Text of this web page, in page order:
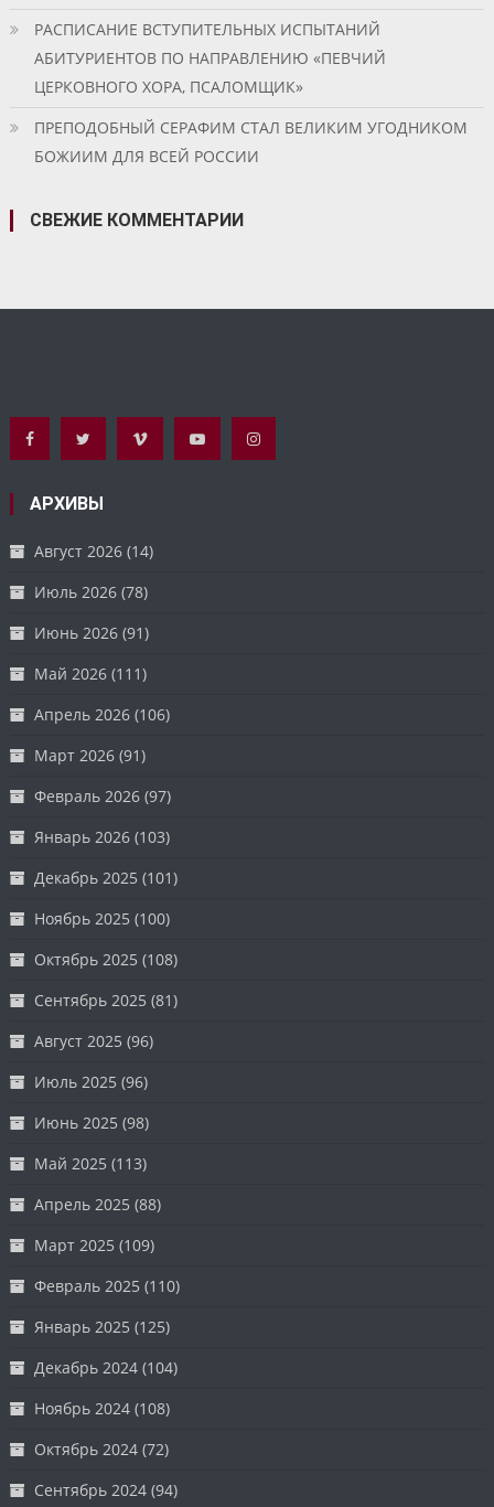
РАСПИСАНИЕ ВСТУПИТЕЛЬНЫХ ИСПЫТАНИЙ
АБИТУРИЕНТОВ ПО НАПРАВЛЕНИЮ «ПЕВЧИЙ
ЦЕРКОВНОГО ХОРА, ПСАЛОМЩИК»
ПРЕПОДОБНЫЙ СЕРАФИМ СТАЛ ВЕЛИКИМ УГОДНИКОМ
БОЖИИМ ДЛЯ ВСЕЙ РОССИИ
СВЕЖИЕ КОММЕНТАРИИ
АРХИВЫ
Август 2026 (14)
Июль 2026 (78)
Июнь 2026 (91)
Май 2026 (111)
Апрель 2026 (106)
Март 2026 (91)
Февраль 2026 (97)
Январь 2026 (103)
Декабрь 2025 (101)
Ноябрь 2025 (100)
Октябрь 2025 (108)
Сентябрь 2025 (81)
Август 2025 (96)
Июль 2025 (96)
Июнь 2025 (98)
Май 2025 (113)
Апрель 2025 (88)
Март 2025 (109)
Февраль 2025 (110)
Январь 2025 (125)
Декабрь 2024 (104)
Ноябрь 2024 (108)
Октябрь 2024 (72)
Сентябрь 2024 (94)